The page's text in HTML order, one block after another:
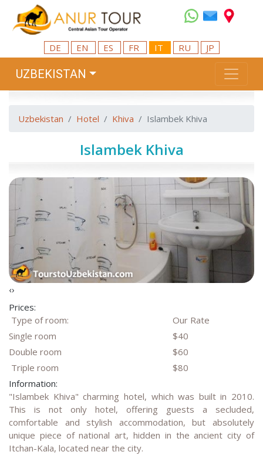
DE EN ES FR IT RU JP
UZBEKISTAN
Uzbekistan Hotel Khiva Islambek Khiva
Islambek Khiva
‹›
Prices:
Type of room:
Our Rate
Single room
$40
Double room
$60
Triple room
$80
Information:
"Islambek Khiva" charming hotel, which was built in 2010.
This is not only hotel, offering guests a secluded,
comfortable and stylish accommodation, but absolutely
unique piece of national art, hidden in the ancient city of
Itchan-Kala, located near the city.